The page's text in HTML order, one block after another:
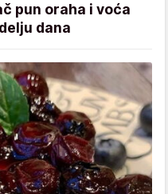
pun oraha i voća
dana